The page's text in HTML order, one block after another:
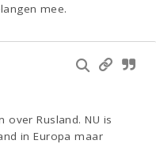
mee.
over Rusland. NU is
in Europa maar